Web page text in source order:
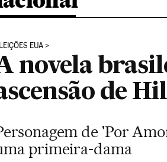
EUA
novela
de
de 'Por
primeira-dama